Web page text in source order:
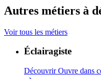
Autres métiers à
Voir tous les métiers
Éclairagiste
DécouvrirOuvre dans